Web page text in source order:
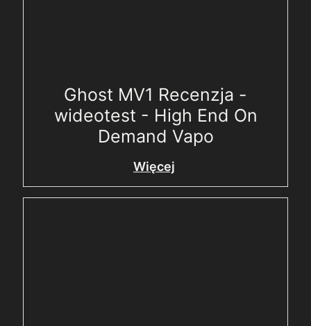
Ghost MV1 Recenzja -
wideotest - High End On
Demand Vapo
Więcej